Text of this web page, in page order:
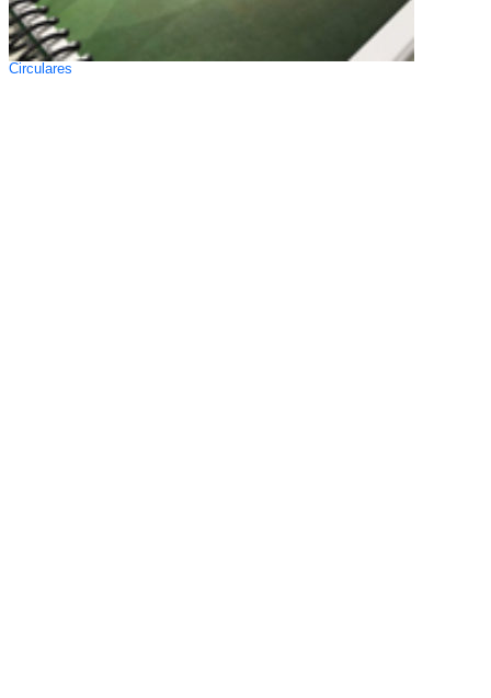
Circulares